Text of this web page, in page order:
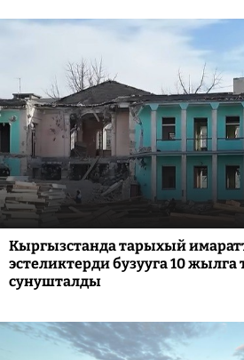
Кыргызстанда тарыхый
эстеликтерди бузууга 10 жылга
сунушталды